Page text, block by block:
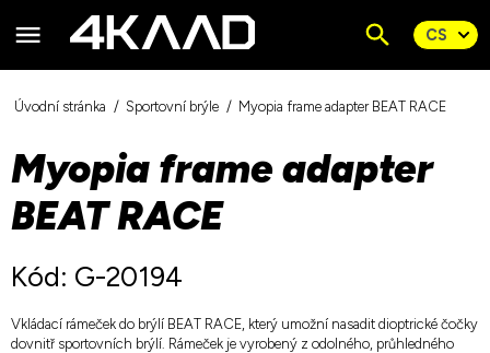
Úvodní stránka Sportovní brýle Myopia frame adapter BEAT RACE
Myopia frame adapter
BEAT RACE
Kód: G-20194
Vkládací rámeček do brýlí BEAT RACE, který umožní nasadit dioptrické čočky
dovnitř sportovních brýlí. Rámeček je vyrobený z odolného, průhledného